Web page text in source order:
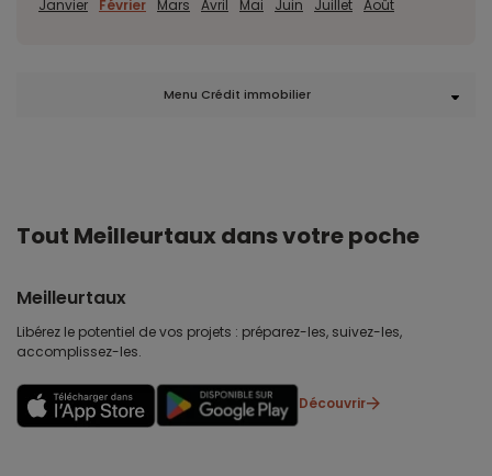
Janvier Février Mars Avril Mai Juin Juillet Août
Menu Crédit immobilier
Tout Meilleurtaux dans votre poche
Meilleurtaux
Libérez le potentiel de vos projets : préparez-les, suivez-les,
accomplissez-les.
Découvrir